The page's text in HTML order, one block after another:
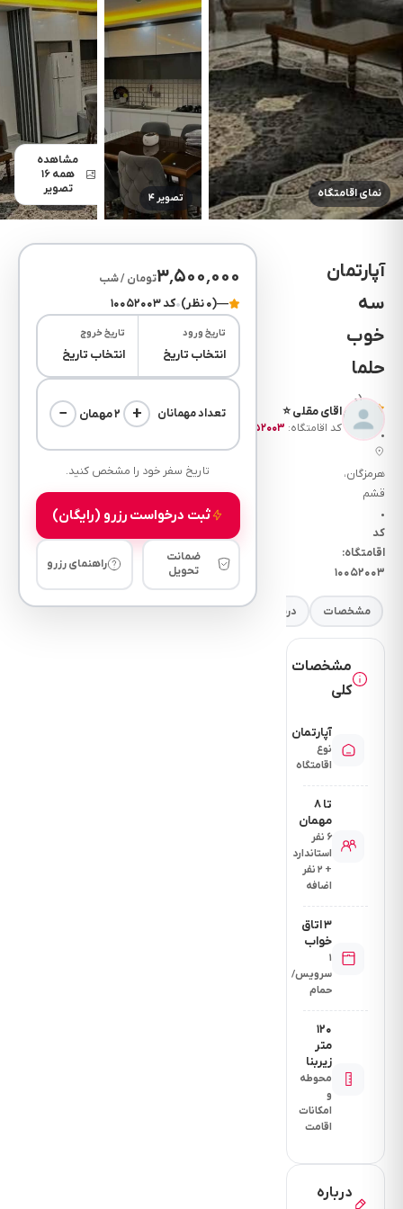
نمای اقامتگاه تصویر ۴ تصویر ۵
مشاهده
همه ۱۶
تصویر
آپارتمان
سه
خوب
حلما
—
(۰
نظر)
•
هرمزگان،
قشم
•
کد
اقامتگاه:
۱۰۰۵۲۰۰۳
اقای مقلی ⭐
کد اقامتگاه: ۱۰۰۵۲۰۰۳
مشخصات درباره فضای خواب امکانات نرخ مقررات
مشخصات
کلی
آپارتمان
نوع
اقامتگاه
تا ۸
مهمان
۶ نفر
استاندارد
+ ۲ نفر
اضافه
۳ اتاق
خواب
۱
سرویس/
حمام
۱۲۰
متر
زیربنا
محوطه
و
امکانات
اقامت
درباره
۳٬۵۰۰٬۰۰۰تومان / شب
—(۰ نظر) •کد ۱۰۰۵۲۰۰۳
تاریخ ورود
انتخاب تاریخ
تاریخ خروج
انتخاب تاریخ
تعداد مهمانان − ۲ مهمان +
تاریخ سفر خود را مشخص کنید.
ثبت درخواست رزرو (رایگان)
ضمانت
تحویل
راهنمای رزرو